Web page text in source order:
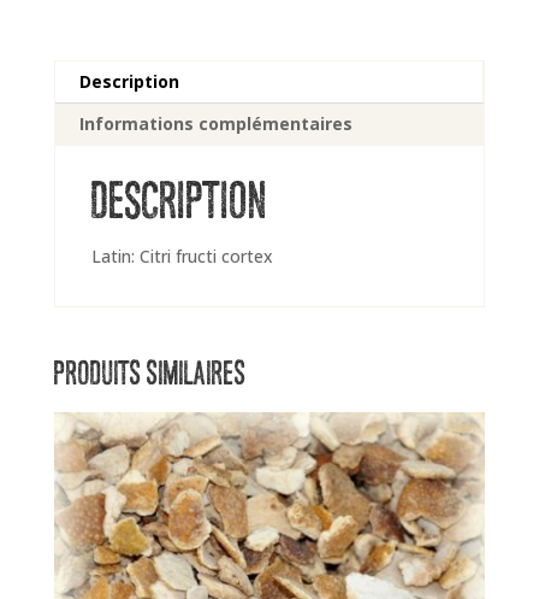
Description
Informations complémentaires
DESCRIPTION
Latin: Citri fructi cortex
PRODUITS SIMILAIRES